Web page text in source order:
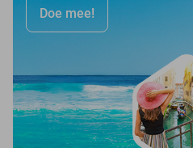
Doe mee!